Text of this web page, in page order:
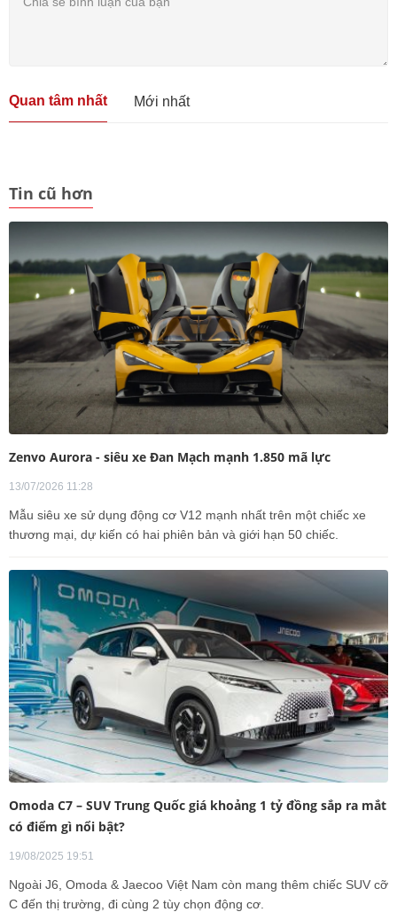
Quan tâm nhất Mới nhất
Tin cũ hơn
Zenvo Aurora - siêu xe Đan Mạch mạnh 1.850 mã lực
13/07/2026 11:28
Mẫu siêu xe sử dụng động cơ V12 mạnh nhất trên một chiếc xe
thương mại, dự kiến có hai phiên bản và giới hạn 50 chiếc.
Omoda C7 – SUV Trung Quốc giá khoảng 1 tỷ đồng sắp ra mắt
có điểm gì nổi bật?
19/08/2025 19:51
Ngoài J6, Omoda & Jaecoo Việt Nam còn mang thêm chiếc SUV cỡ
C đến thị trường, đi cùng 2 tùy chọn động cơ.